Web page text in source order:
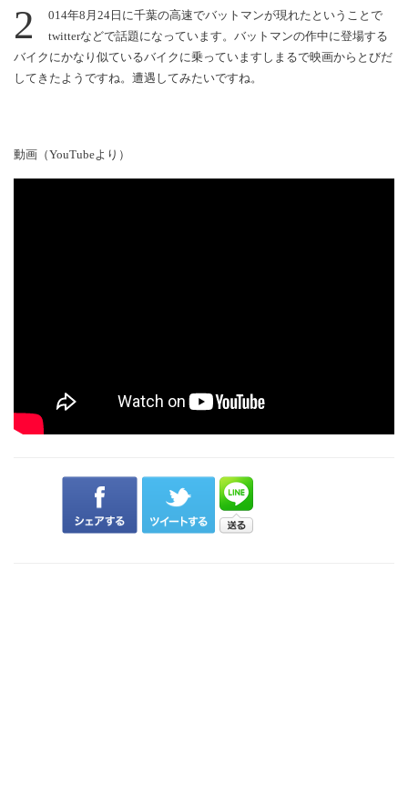
2
014年8月24日に千葉の高速でバットマンが現れたということで
twitterなどで話題になっています。バットマンの作中に登場する
バイクにかなり似ているバイクに乗っていますしまるで映画からとびだ
してきたようですね。遭遇してみたいですね。
動画（YouTubeより）